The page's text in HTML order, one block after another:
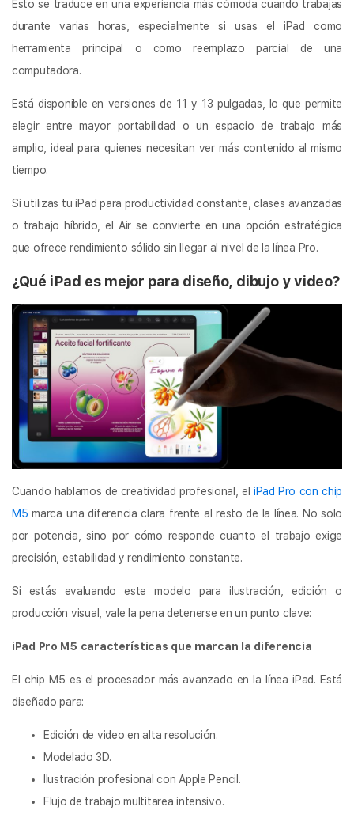
Esto se traduce en una experiencia más cómoda cuando trabajas
durante varias horas, especialmente si usas el iPad como
herramienta principal o como reemplazo parcial de una
computadora.
Está disponible en versiones de 11 y 13 pulgadas, lo que permite
elegir entre mayor portabilidad o un espacio de trabajo más
amplio, ideal para quienes necesitan ver más contenido al mismo
tiempo.
Si utilizas tu iPad para productividad constante, clases avanzadas
o trabajo híbrido, el Air se convierte en una opción estratégica
que ofrece rendimiento sólido sin llegar al nivel de la línea Pro.
¿Qué iPad es mejor para diseño, dibujo y video?
Cuando hablamos de creatividad profesional, el iPad Pro con chip
M5 marca una diferencia clara frente al resto de la línea. No solo
por potencia, sino por cómo responde cuanto el trabajo exige
precisión, estabilidad y rendimiento constante.
Si estás evaluando este modelo para ilustración, edición o
producción visual, vale la pena detenerse en un punto clave:
iPad Pro M5 características que marcan la diferencia
El chip M5 es el procesador más avanzado en la línea iPad. Está
diseñado para:
Edición de video en alta resolución.
Modelado 3D.
Ilustración profesional con Apple Pencil.
Flujo de trabajo multitarea intensivo.